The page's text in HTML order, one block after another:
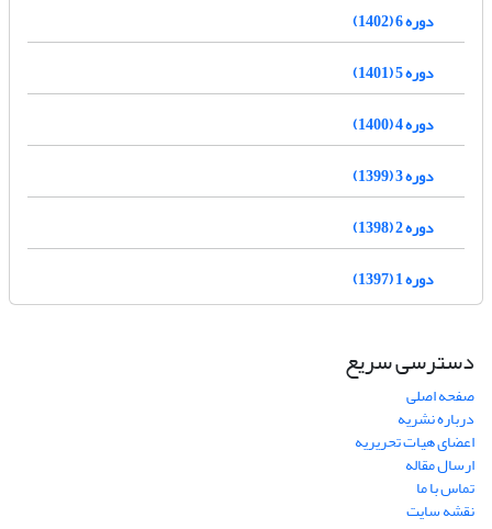
دوره 6 (1402)
دوره 5 (1401)
دوره 4 (1400)
دوره 3 (1399)
دوره 2 (1398)
دوره 1 (1397)
دسترسی سریع
صفحه اصلی
درباره نشریه
اعضای هیات تحریریه
ارسال مقاله
تماس با ما
نقشه سایت